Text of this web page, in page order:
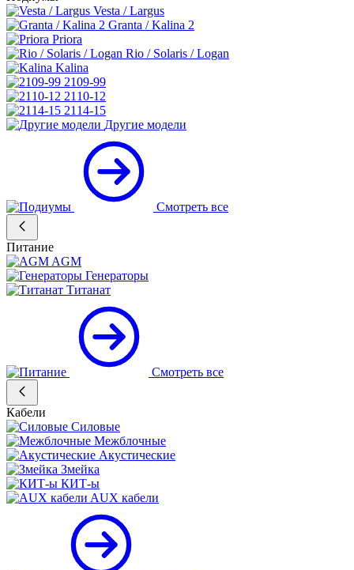
Vesta / Largus
Granta / Kalina 2
Priora
Rio / Solaris / Logan
Kalina
2109-99
2110-12
2114-15
Другие модели
Смотреть все
Питание
AGM
Генераторы
Титанат
Смотреть все
Кабели
Силовые
Межблочные
Акустические
Змейка
КИТ-ы
AUX кабели